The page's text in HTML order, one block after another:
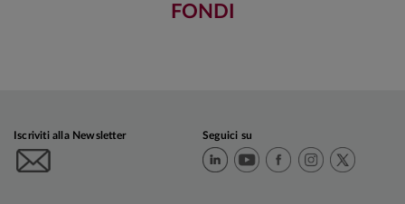
FONDI
Iscriviti alla Newsletter Seguici su